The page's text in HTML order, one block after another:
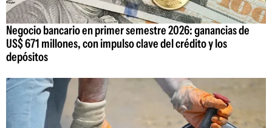
Negocio bancario en primer semestre 2026: ganancias de
US$ 671 millones, con impulso clave del crédito y los
depósitos